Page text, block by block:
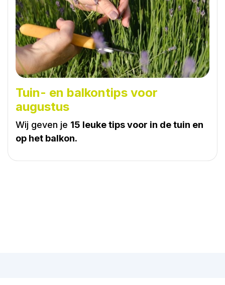
Tuin- en balkontips voor
augustus
Wij geven je 15 leuke tips voor in de tuin en
op het balkon.